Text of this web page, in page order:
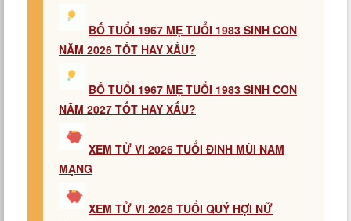
BỐ TUỔI 1967 MẸ TUỔI 1983 SINH CON
NĂM 2026 TỐT HAY XẤU?
BỐ TUỔI 1967 MẸ TUỔI 1983 SINH CON
NĂM 2027 TỐT HAY XẤU?
XEM TỬ VI 2026 TUỔI ĐINH MÙI NAM
MẠNG
XEM TỬ VI 2026 TUỔI QUÝ HỢI NỮ